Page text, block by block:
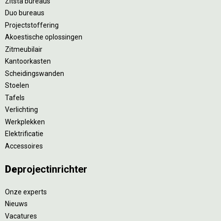
Duo bureaus
Projectstoffering
Akoestische oplossingen
Zitmeubilair
Kantoorkasten
Scheidingswanden
Stoelen
Tafels
Verlichting
Werkplekken
Elektrificatie
Accessoires
Deprojectinrichter
Onze experts
Nieuws
Vacatures